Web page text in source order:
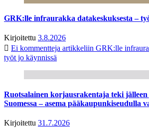
GRK:lle infraurakka datakeskuksesta –
Kirjoitettu 3.8.2026
Ei kommentteja artikkeliin GRK:lle
työt jo käynnissä
Ruotsalainen korjausrakentaja teki
Suomessa – asema pääkaupunkiseudulla
Kirjoitettu 31.7.2026